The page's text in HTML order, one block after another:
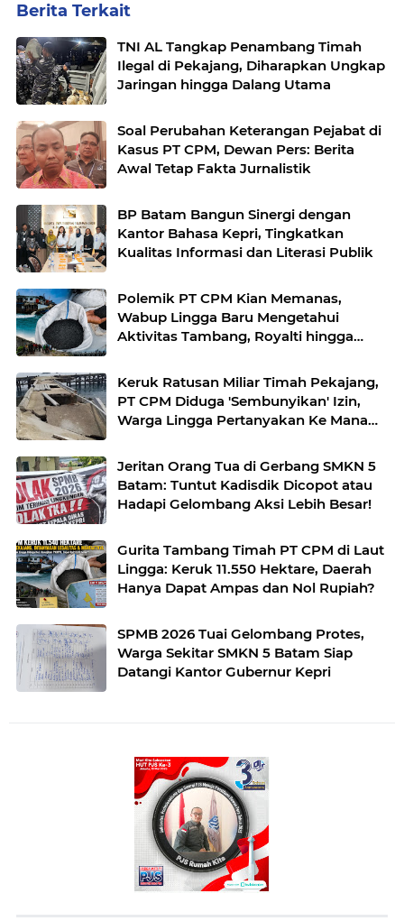
Berita Terkait
TNI AL Tangkap Penambang Timah
Ilegal di Pekajang, Diharapkan Ungkap
Jaringan hingga Dalang Utama
Soal Perubahan Keterangan Pejabat di
Kasus PT CPM, Dewan Pers: Berita
Awal Tetap Fakta Jurnalistik
BP Batam Bangun Sinergi dengan
Kantor Bahasa Kepri, Tingkatkan
Kualitas Informasi dan Literasi Publik
Polemik PT CPM Kian Memanas,
Wabup Lingga Baru Mengetahui
Aktivitas Tambang, Royalti hingga
Keruk Ratusan Miliar Timah Pekajang,
PT CPM Diduga 'Sembunyikan' Izin,
Warga Lingga Pertanyakan Ke Mana
Jeritan Orang Tua di Gerbang SMKN 5
Batam: Tuntut Kadisdik Dicopot atau
Hadapi Gelombang Aksi Lebih Besar!
Gurita Tambang Timah PT CPM di Laut
Lingga: Keruk 11.550 Hektare, Daerah
Hanya Dapat Ampas dan Nol Rupiah?
SPMB 2026 Tuai Gelombang Protes,
Warga Sekitar SMKN 5 Batam Siap
Datangi Kantor Gubernur Kepri